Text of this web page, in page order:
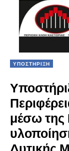
ΥΠΟΣΤΗΡΙΞΗ
μέσω της